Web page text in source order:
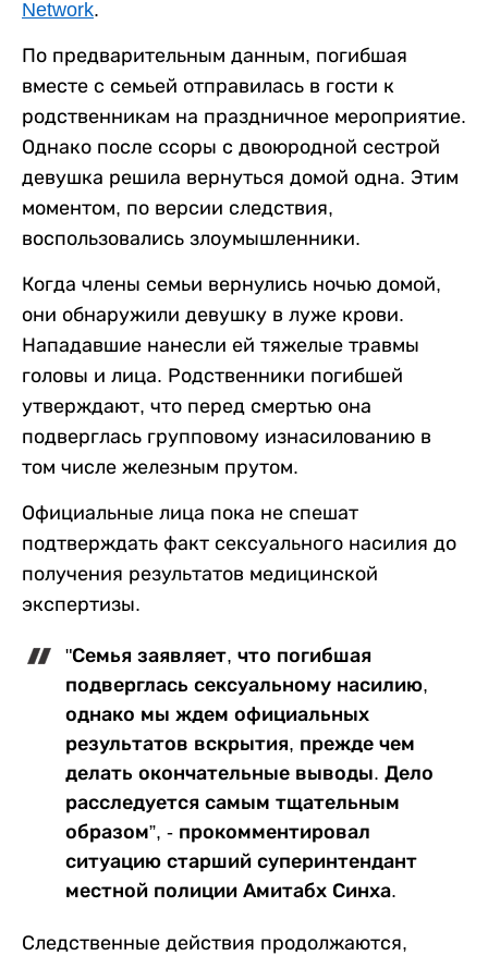
Network.
По предварительным данным, погибшая
вместе с семьей отправилась в гости к
родственникам на праздничное мероприятие.
Однако после ссоры с двоюродной сестрой
девушка решила вернуться домой одна. Этим
моментом, по версии следствия,
воспользовались злоумышленники.
Когда члены семьи вернулись ночью домой,
они обнаружили девушку в луже крови.
Нападавшие нанесли ей тяжелые травмы
головы и лица. Родственники погибшей
утверждают, что перед смертью она
подверглась групповому изнасилованию в
том числе железным прутом.
Официальные лица пока не спешат
подтверждать факт сексуального насилия до
получения результатов медицинской
экспертизы.
"Семья заявляет, что погибшая
подверглась сексуальному насилию,
однако мы ждем официальных
результатов вскрытия, прежде чем
делать окончательные выводы. Дело
расследуется самым тщательным
образом”, - прокомментировал
ситуацию старший суперинтендант
местной полиции Амитабх Синха.
Следственные действия продолжаются,